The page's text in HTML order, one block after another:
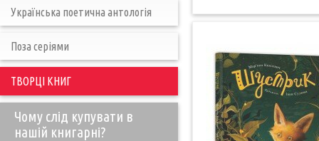
Українська поетична антологія
Поза серіями
ТВОРЦІ КНИГ
Чому слід купувати в
нашій книгарні?